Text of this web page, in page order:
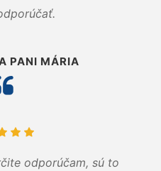
PANI MÁRIA
odporúčam, sú to